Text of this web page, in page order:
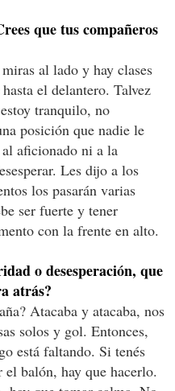
que tus compañeros
al lado y hay clases
el delantero. Talvez
tranquilo, no
posición que nadie le
aficionado ni a la
Les dijo a los
los pasarán varias
ser fuerte y tener
con la frente en alto.
o desesperación, que
atrás?
Atacaba y atacaba, nos
solos y gol. Entonces,
está faltando. Si tenés
balón, hay que hacerlo.